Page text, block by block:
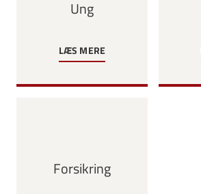
Ung
LÆS MERE
Forsikring